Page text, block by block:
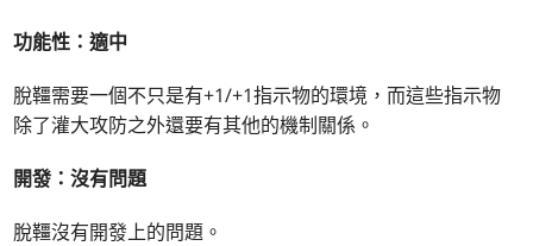
功能性：適中
脫韁需要一個不只是有+1/+1指示物的環境，而這些指示物
除了灌大攻防之外還要有其他的機制關係。
開發：沒有問題
脫韁沒有開發上的問題。